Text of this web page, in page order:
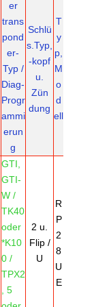
er
trans
pond
er-
Typ /
Diag-
Progr
ammi
erun
g
Schlü
s.Typ,
-kopf
u.
Zün
dung
T
y
p,
M
o
d
ell
GTI,
GTI-
W /
TK40
oder
*K10
0 /
TPX2
, 5
2 u.
Flip /
U
R
P
2
8
U
E